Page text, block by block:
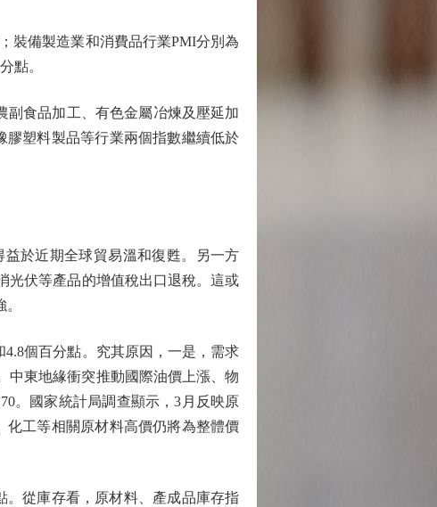
裝備製造業和消費品行業PMI分別為
點。
食品加工、有色金屬冶煉及壓延加
膠塑料製品等行業兩個指數繼續低於
於近期全球貿易溫和復甦。另一方
光伏等產品的增值稅出口退稅。這或
個百分點。究其原因，一是，需求
中東地緣衝突推動國際油價上漲、物
。國家統計局調查顯示，3月反映原
工等相關原材料高價仍將為整體價
從庫存看，原材料、產成品庫存指